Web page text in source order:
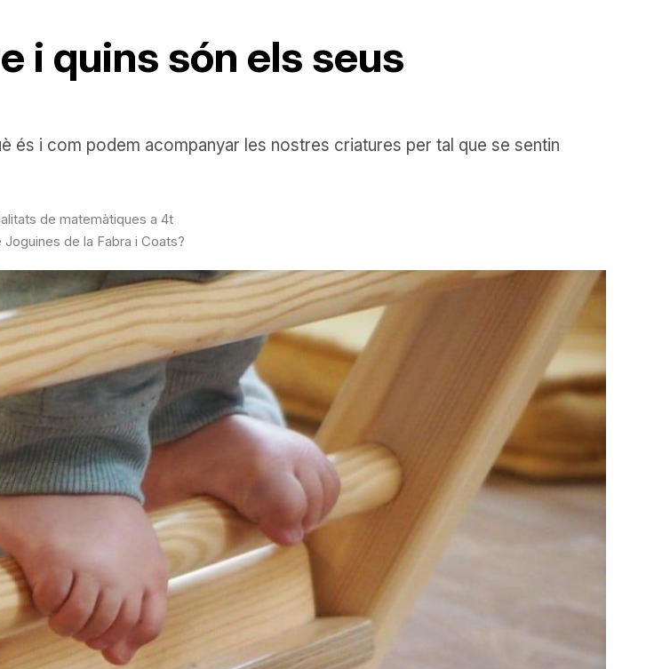
i quins són els seus
és i com podem acompanyar les nostres criatures per tal que se sentin
de matemàtiques a 4t
de la Fabra i Coats?